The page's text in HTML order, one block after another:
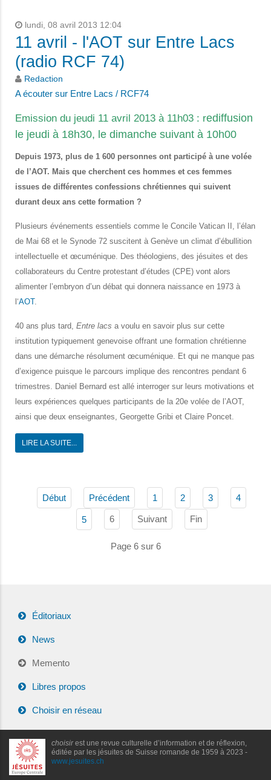
lundi, 08 avril 2013 12:04
11 avril - l'AOT sur Entre Lacs
(radio RCF 74)
Redaction
A écouter sur Entre Lacs / RCF74
Emission du jeudi 11 avril 2013 à 11h03 : rediffusion
le jeudi à 18h30, le dimanche suivant à 10h00
Depuis 1973, plus de 1 600 personnes ont participé à une volée
de l’AOT. Mais que cherchent ces hommes et ces femmes
issues de différentes confessions chrétiennes qui suivent
durant deux ans cette formation ?
Plusieurs événements essentiels comme le Concile Vatican II, l’élan
de Mai 68 et le Synode 72 suscitent à Genève un climat d’ébullition
intellectuelle et œcuménique. Des théologiens, des jésuites et des
collaborateurs du Centre protestant d’études (CPE) vont alors
alimenter l’embryon d’un débat qui donnera naissance en 1973 à
l‘AOT.
40 ans plus tard, Entre lacs a voulu en savoir plus sur cette
institution typiquement genevoise offrant une formation chrétienne
dans une démarche résolument œcuménique. Et qui ne manque pas
d’exigence puisque le parcours implique des rencontres pendant 6
trimestres. Daniel Bernard est allé interroger sur leurs motivations et
leurs expériences quelques participants de la 20e volée de l’AOT,
ainsi que deux enseignantes, Georgette Gribi et Claire Poncet.
LIRE LA SUITE...
Début Précédent 1 2 3 4
5 6 Suivant Fin
Page 6 sur 6
Éditoriaux
News
Memento
Libres propos
Choisir en réseau
choisirest une revue culturelle d’information et de réflexion,
éditée par les jésuites de Suisse romande de 1959 à 2023 -
www.jesuites.ch